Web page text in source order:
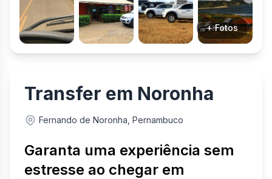
+ Fotos
Transfer em Noronha
Fernando de Noronha, Pernambuco
Garanta uma experiência sem
estresse ao chegar em